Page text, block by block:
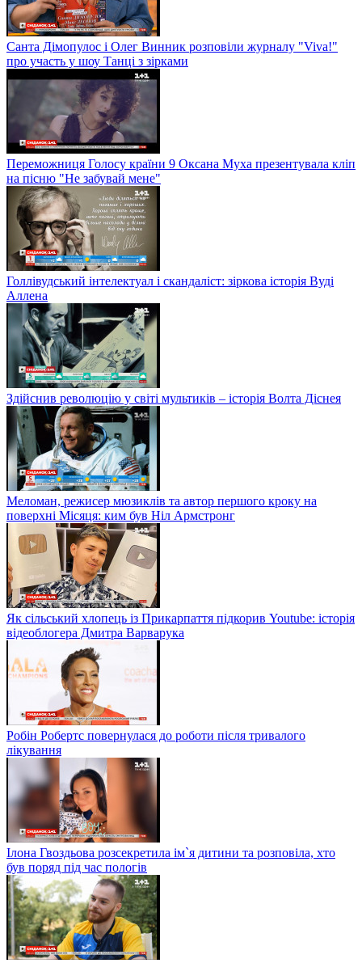
Санта Дімопулос і Олег Винник розповіли журналу "Viva!"
про участь у шоу Танці з зірками
Переможниця Голосу країни 9 Оксана Муха презентувала кліп
на пісню "Не забувай мене"
Голлівудський інтелектуал і скандаліст: зіркова історія Вуді
Аллена
Здійснив революцію у світі мультиків – історія Волта Діснея
Меломан, режисер мюзиклів та автор першого кроку на
поверхні Місяця: ким був Ніл Армстронг
Як сільський хлопець із Прикарпаття підкорив Youtube: історія
відеоблогера Дмитра Варварука
Робін Робертс повернулася до роботи після тривалого
лікування
Ілона Гвоздьова розсекретила ім`я дитини та розповіла, хто
був поряд під час пологів